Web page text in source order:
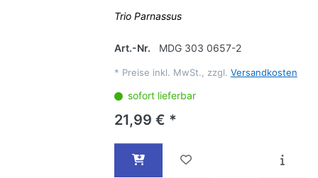
Trio Parnassus
Art.-Nr. MDG 303 0657-2
* Preise inkl. MwSt., zzgl. Versandkosten
sofort lieferbar
21,99 € *